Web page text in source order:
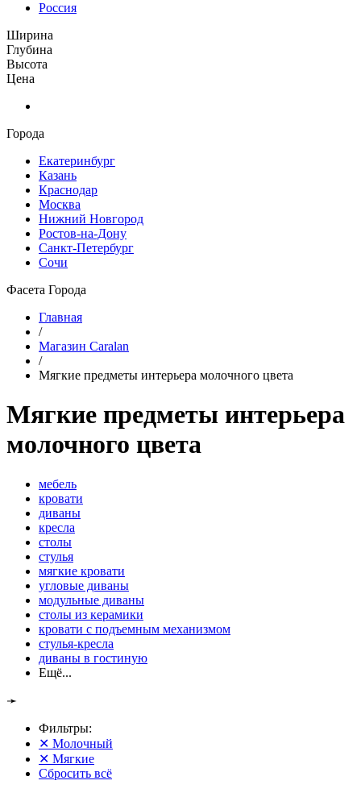
Россия
Ширина
Глубина
Высота
Цена
Города
Екатеринбург
Казань
Краснодар
Москва
Нижний Новгород
Ростов-на-Дону
Санкт-Петербург
Сочи
Фасета Города
Главная
/
Магазин Caralan
/
Мягкие предметы интерьера молочного цвета
Мягкие предметы интерьера
молочного цвета
мебель
кровати
диваны
кресла
столы
стулья
мягкие кровати
угловые диваны
модульные диваны
столы из керамики
кровати с подъемным механизмом
стулья-кресла
диваны в гостиную
Ещё...
➛
Фильтры:
✕ Молочный
✕ Мягкие
Сбросить всё